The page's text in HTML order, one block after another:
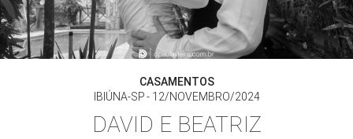
CASAMENTOS
IBIÚNA-SP
12/NOVEMBRO/2024
DAVID E BEATRIZ